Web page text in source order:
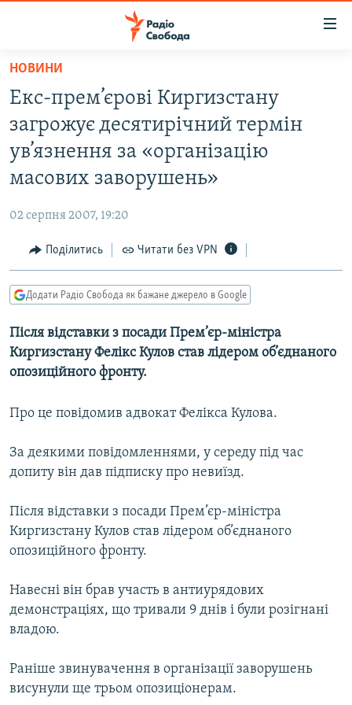
Перейти
основного
матеріалу
Перейти
до
основної
Перейти
пошуку
РАДІО СВОБОДА – 70 РОКІВ
ВСЕ ЗА ДОБУ
СТАТТІ
СУСПІЛЬСТВО
КУЛЬТУРА
СПОРТ
СВІТ
ДОНБАС.РЕАЛІЇ
КРИМ.РЕАЛІЇ
ТИ ЯК?
КИТАЙ.ВИКЛИКИ
МУЛЬТИМЕДІА
СПЕЦПРОЄКТИ
ПОДКАСТИ
РУС
УКР
ДОЛУЧАЙСЯ!
НОВИНИ
Екс-прем’єрові Киргизстану
загрожує десятирічний термін
ув’язнення за «організацію
масових заворушень»
02 серпня 2007, 19:20
Поділитись Читати без VPN
Додати Радіо Свобода як бажане джерело в Google
Після відставки з посади Прем’єр-міністра
Киргизстану Фелікс Кулов став лідером об’єднаного
опозиційного фронту.
Про це повідомив адвокат Фелікса Кулова.
За деякими повідомленнями, у середу під час
допиту він дав підписку про невиїзд.
Після відставки з посади Прем’єр-міністра
Киргизстану Кулов став лідером об’єднаного
опозиційного фронту.
Навесні він брав участь в антиурядових
демонстраціях, що тривали 9 днів і були розігнані
владою.
Раніше звинувачення в організації заворушень
висунули ще трьом опозиціонерам.